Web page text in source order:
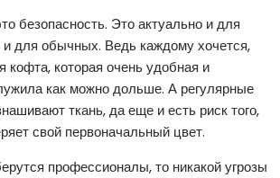
безопасность. Это актуально и для
для обычных. Ведь каждому хочется,
кофта, которая очень удобная и
как можно дольше. А регулярные
ткань, да еще и есть риск того,
свой первоначальный цвет.
профессионалы, то никакой угрозы